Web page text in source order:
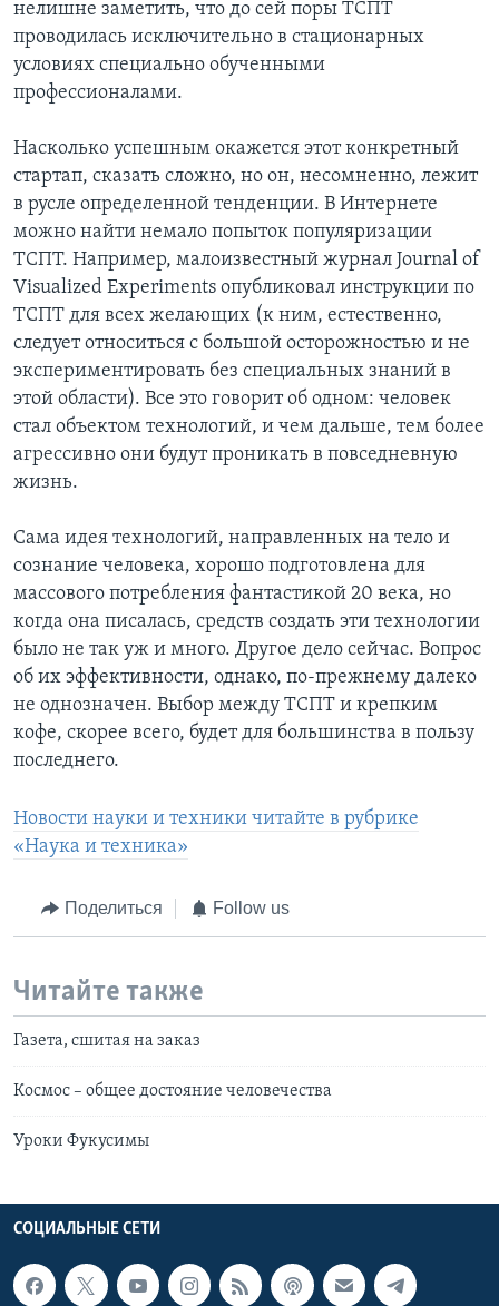
нелишне заметить, что до сей поры ТСПТ
проводилась исключительно в стационарных
условиях специально обученными
профессионалами.
Насколько успешным окажется этот конкретный
стартап, сказать сложно, но он, несомненно, лежит
в русле определенной тенденции. В Интернете
можно найти немало попыток популяризации
ТСПТ. Например, малоизвестный журнал Journal of
Visualized Experiments опубликовал инструкции по
ТСПТ для всех желающих (к ним, естественно,
следует относиться с большой осторожностью и не
экспериментировать без специальных знаний в
этой области). Все это говорит об одном: человек
стал объектом технологий, и чем дальше, тем более
агрессивно они будут проникать в повседневную
жизнь.
Сама идея технологий, направленных на тело и
сознание человека, хорошо подготовлена для
массового потребления фантастикой 20 века, но
когда она писалась, средств создать эти технологии
было не так уж и много. Другое дело сейчас. Вопрос
об их эффективности, однако, по-прежнему далеко
не однозначен. Выбор между ТСПТ и крепким
кофе, скорее всего, будет для большинства в пользу
последнего.
Новости науки и техники читайте в рубрике
«Наука и техника»
Поделиться Follow us
Читайте также
Газета, сшитая на заказ
Космос – общее достояние человечества
Уроки Фукусимы
СОЦИАЛЬНЫЕ СЕТИ